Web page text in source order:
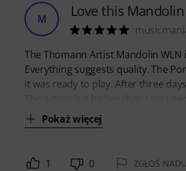
M Love this Mandolin
The Thomann Artist Mandolin WLN
Everything suggests quality. The
it was ready to play. After three
Pokaż więcej
1 0 ZGŁOŚ